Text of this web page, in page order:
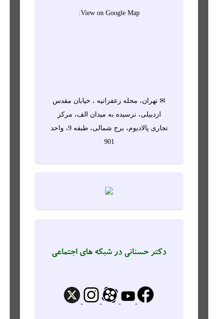
View on Google Map:
✉ تهران، محله زعفرانیه ، خیابان مقدس
اردبیلی، نرسیده به میدان الف، مرکز
تجاری پالادیوم، برج شمالی، طبقه 9، واحد
901
دکتر حسنانی در شبکه های اجتماعی